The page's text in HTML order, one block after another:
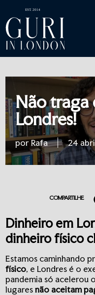
Não traga
Londres!
por Rafa 24
COMPARTILHE
Dinheiro em
dinheiro físico
Estamos caminhando
físico, e Londres é o
pandemia só acelerou
lugaresnão aceitam